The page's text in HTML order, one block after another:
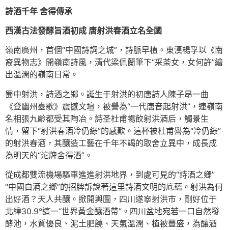
詩酒千年 舍得傳承
西漢古法發酵旨酒初成 唐射洪春酒立名全國
嶺南廣州，首個“中國詩詞之城”，詩脈早植。東漢楊孚以《南
裔異物志》開嶺南詩風，清代梁佩蘭筆下“采茶女，女何許”繪
出溫潤的嶺南日常。
蜀中射洪，詩酒之鄉。誕生于射洪的初唐詩人陳子昂一曲
《登幽州臺歌》震撼文壇，被譽為“一代唐音起射洪”，連嶺南
名相張九齡都受其陶冶。詩圣杜甫暢飲射洪酒后，觸景生
情，留下“射洪春酒冷仍綠”的感歎。這杯被杜甫譽為“冷仍綠”
的射洪春酒，其釀造工藝在千年不竭的取舍立異中，成長成
為明天的“沱牌舍得酒”。
從成都雙流機場驅車進進射洪地界，到處可見的“詩酒之鄉”
“中國白酒之鄉”的招牌訴說著這里詩酒文明的底蘊。射洪為何
出好酒？天人共釀。掀開輿圖，四川遂寧射洪市，剛好位于
北緯30.9°這一“世界黃金釀酒帶”。四川盆地宛若一口自然發
酵池，水質優良、泥土肥饒、天氣溫潤、植被豐盛，為釀酒